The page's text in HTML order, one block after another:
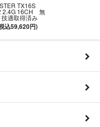
TX16S
2.4G 16CH 無
適取得済み
込59,620円)